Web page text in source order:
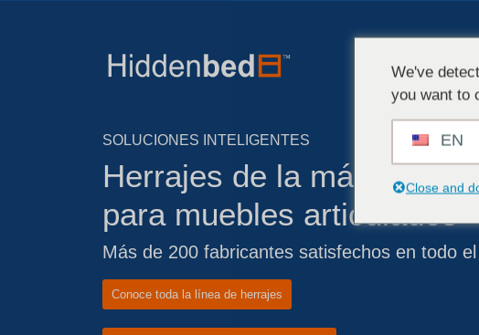
SOLUCIONES INTELIGENTES
Herrajes de la más alta
para muebles articulados
Más de 200 fabricantes satisfechos en todo
Conoce toda la línea de herrajes
We've
you want to
EN
Close and